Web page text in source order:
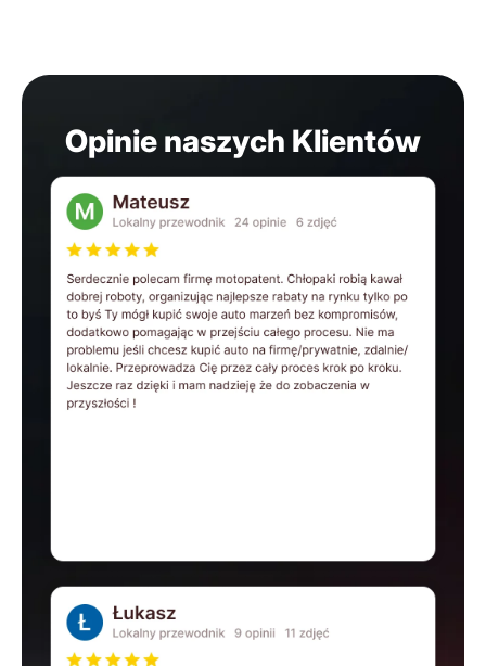
Opinie naszych Klientów